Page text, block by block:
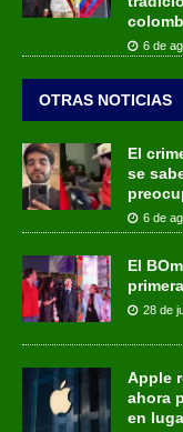
6 de
OTRAS NOTICIAS
El
se
6 de
El
28 de
Apple
ahora
en